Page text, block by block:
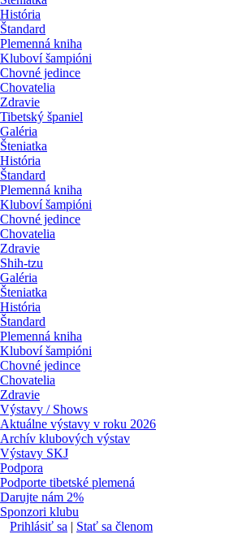
História
Štandard
Plemenná kniha
Kluboví šampióni
Chovné jedince
Chovatelia
Zdravie
Tibetský španiel
Galéria
Šteniatka
História
Štandard
Plemenná kniha
Kluboví šampióni
Chovné jedince
Chovatelia
Zdravie
Shih-tzu
Galéria
Šteniatka
História
Štandard
Plemenná kniha
Kluboví šampióni
Chovné jedince
Chovatelia
Zdravie
Výstavy / Shows
Aktuálne výstavy v roku 2026
Archív klubových výstav
Výstavy SKJ
Podpora
Podporte tibetské plemená
Darujte nám 2%
Sponzori klubu
Prihlásiť sa | Stať sa členom